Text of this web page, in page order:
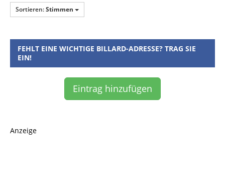
Sortieren:Stimmen
FEHLT EINE WICHTIGE BILLARD-ADRESSE? TRAG SIE
EIN!
Eintrag hinzufügen
Anzeige